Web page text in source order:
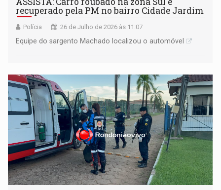
recuperado pela PM no bairro Cidade Jardim
Polícia 26 de Julho de 2026 às 11:07
Equipe do sargento Machado localizou o automóvel